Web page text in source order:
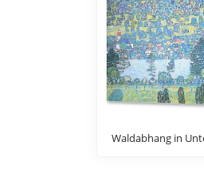
Waldabhang in